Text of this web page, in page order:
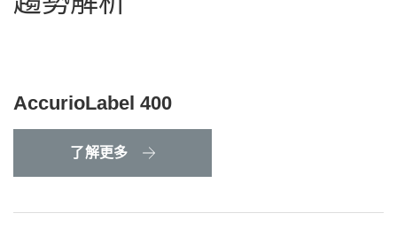
AccurioLabel 400
了解更多